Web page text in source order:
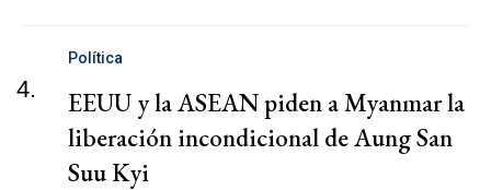
4.
Política
EEUU y la ASEAN piden a Myanmar la
liberación incondicional de Aung San
Suu Kyi